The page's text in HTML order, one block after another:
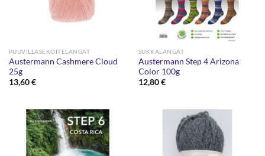
PUUVILLASEKOITELANGAT
Austermann Cashmere Cloud
25g
13,60€
SUKKALANGAT
Austermann Step 4 Arizona
Color 100g
12,80€